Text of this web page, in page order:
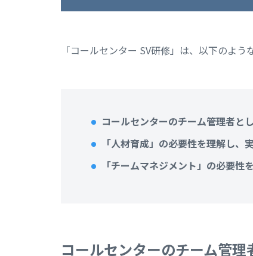
「コールセンター SV研修」は、以下のよ
コールセンターのチーム管理者と
「人材育成」の必要性を理解し、
「チームマネジメント」の必要
コールセンターのチーム管